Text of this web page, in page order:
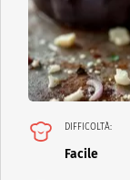
DIFFICOLTÀ:
Facile